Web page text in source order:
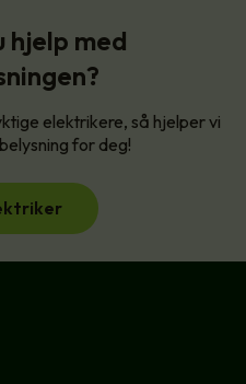
hjelp med
elektrikere, så hjelper vi
for deg!